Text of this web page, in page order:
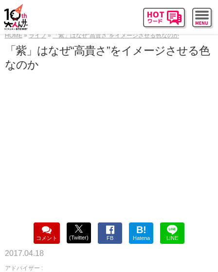
HOME ライフ 「紫」はなぜ“高貴さ”をイメージさせる色なのか
「紫」はなぜ“高貴さ”をイメージさせる色
なのか
コメント (Twitter) FB
B!
Hatena LINE
2017.04.18
アドバイザー :